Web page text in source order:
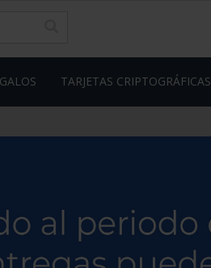
TARJETAS CRIPTOGRÁFICAS